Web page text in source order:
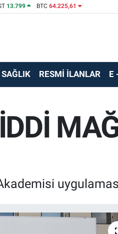
13.799 BTC 64.225,61
SAĞLIK RESMİ İLANLAR E